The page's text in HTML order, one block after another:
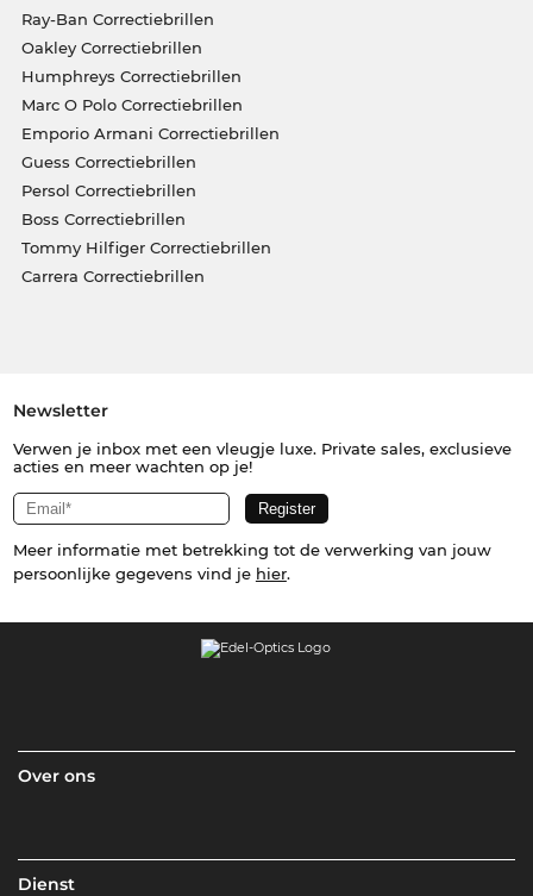
Ray-Ban Correctiebrillen
Oakley Correctiebrillen
Humphreys Correctiebrillen
Marc O Polo Correctiebrillen
Emporio Armani Correctiebrillen
Guess Correctiebrillen
Persol Correctiebrillen
Boss Correctiebrillen
Tommy Hilfiger Correctiebrillen
Carrera Correctiebrillen
Newsletter
Verwen je inbox met een vleugje luxe. Private sales, exclusieve
acties en meer wachten op je!
Meer informatie met betrekking tot de verwerking van jouw
persoonlijke gegevens vind je hier.
Over ons
Dienst